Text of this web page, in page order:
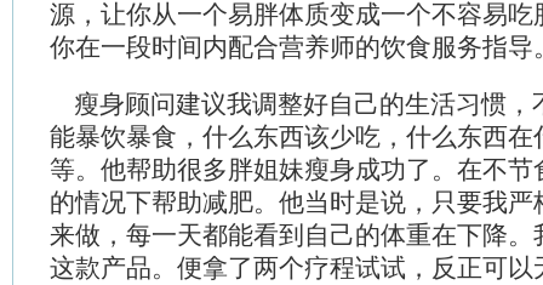
源，让你从一个易胖体质变成一个不容易
你在一段时间内配合营养师的饮食服务
瘦身顾问建议我调整好自己的生活习惯，
能暴饮暴食，什么东西该少吃，什么东西在
等。他帮助很多胖姐妹瘦身成功了。在不
的情况下帮助减肥。他当时是说，只要我
来做，每一天都能看到自己的体重在下降
这款产品。便拿了两个疗程试试，反正可